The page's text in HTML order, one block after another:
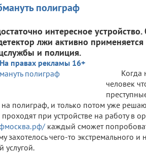
полиграф
интересное
лжи активно
и полиция.
На правах рекламы 16+
Когда
человек
полиграф, и только потом уже
при устройстве на работу в
каждый сможет
захотелось чего-то экстремального и
услугой.